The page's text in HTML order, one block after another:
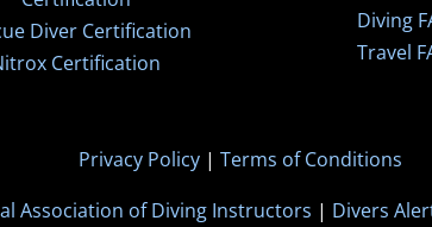
Diver Certification
Certification
Diving
Travel
Privacy Policy | Terms of Conditions
Association of Diving Instructors | Divers